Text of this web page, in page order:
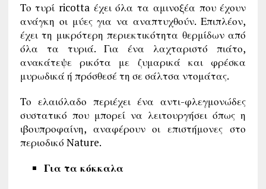
Το τυρί ricotta έχει όλα τα αμινοξέα που έχουν
ανάγκη οι μύες για να αναπτυχθούν. Επιπλέον,
έχει τη μικρότερη περιεκτικότητα θερμίδων από
όλα τα τυριά. Για ένα λαχταριστό πιάτο,
ανακάτεψε ρικότα με ζυμαρικά και φρέσκα
μυρωδικά ή πρόσθεσέ τη σε σάλτσα ντομάτας.
Το ελαιόλαδο περιέχει ένα αντι-φλεγμονώδες
συστατικό που μπορεί να λειτουργήσει όπως η
ιβουπροφαίνη, αναφέρουν οι επιστήμονες στο
περιοδικό Nature.
Για τα κόκκαλα